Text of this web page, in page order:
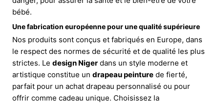
bébé.
Une fabrication européenne pour une qualité supérieure
Nos produits sont conçus et fabriqués en Europe, dans
le respect des normes de sécurité et de qualité les plus
strictes. Le design Niger dans un style moderne et
artistique constitue un drapeau peinture de fierté,
parfait pour un achat drapeau personnalisé ou pour
offrir comme cadeau unique. Choisissez la